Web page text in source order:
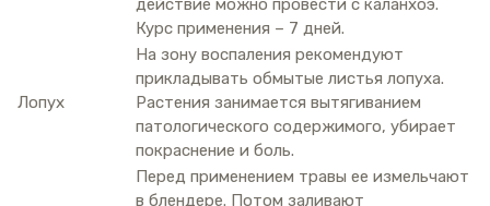
действие можно провести с каланхоэ.
Курс применения – 7 дней.
Лопух
На зону воспаления рекомендуют
прикладывать обмытые листья лопуха.
Растения занимается вытягиванием
патологического содержимого, убирает
покраснение и боль.
Перед применением травы ее измельчают
в блендере. Потом заливают